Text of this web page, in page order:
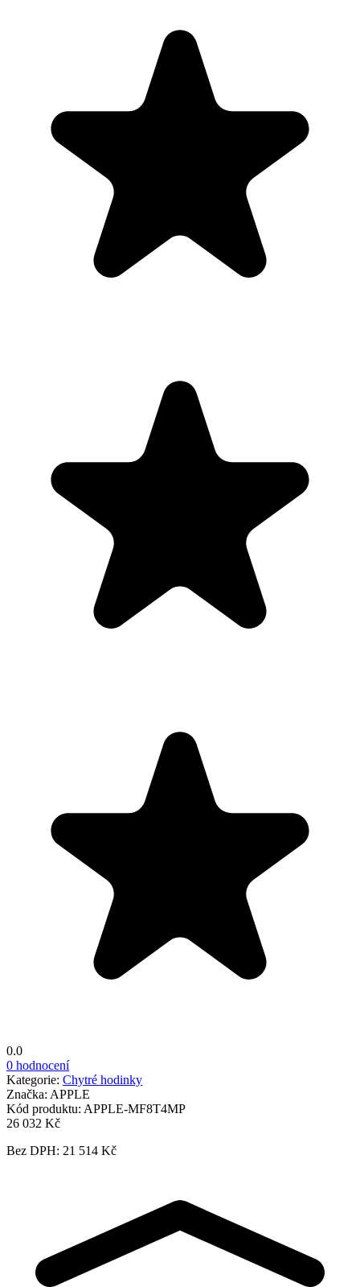
0.0
0 hodnocení
Kategorie: Chytré hodinky
Značka: APPLE
Kód produktu: APPLE-MF8T4MP
26 032 Kč
Bez DPH: 21 514 Kč